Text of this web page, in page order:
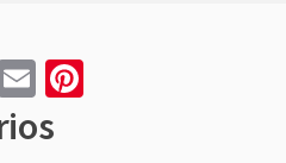
E
m
ai